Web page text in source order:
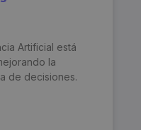
Artificial está
la
de decisiones.